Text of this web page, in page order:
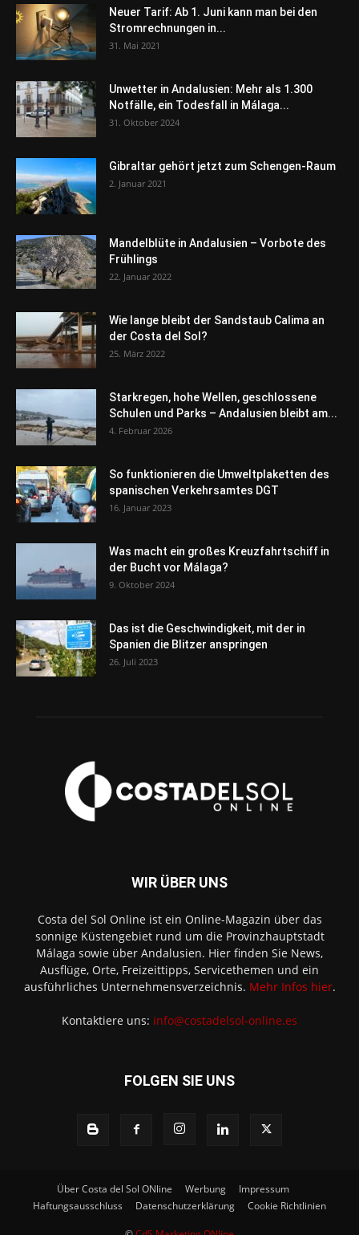
Neuer Tarif: Ab 1. Juni kann man bei den
Stromrechnungen in...
31. Mai 2021
Unwetter in Andalusien: Mehr als 1.300
Notfälle, ein Todesfall in Málaga...
31. Oktober 2024
Gibraltar gehört jetzt zum Schengen-Raum
2. Januar 2021
Mandelblüte in Andalusien – Vorbote des
Frühlings
22. Januar 2022
Wie lange bleibt der Sandstaub Calima an
der Costa del Sol?
25. März 2022
Starkregen, hohe Wellen, geschlossene
Schulen und Parks – Andalusien bleibt am...
4. Februar 2026
So funktionieren die Umweltplaketten des
spanischen Verkehrsamtes DGT
16. Januar 2023
Was macht ein großes Kreuzfahrtschiff in
der Bucht vor Málaga?
9. Oktober 2024
Das ist die Geschwindigkeit, mit der in
Spanien die Blitzer anspringen
26. Juli 2023
WIR ÜBER UNS
Costa del Sol Online ist ein Online-Magazin über das
sonnige Küstengebiet rund um die Provinzhauptstadt
Málaga sowie über Andalusien. Hier finden Sie News,
Ausflüge, Orte, Freizeittipps, Servicethemen und ein
ausführliches Unternehmensverzeichnis. Mehr Infos hier.
Kontaktiere uns: info@costadelsol-online.es
FOLGEN SIE UNS
Über Costa del Sol ONline Werbung
Impressum
Haftungsausschluss
Datenschutzerklärung Cookie Richtlinien